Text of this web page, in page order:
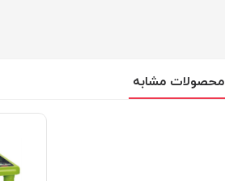
محصولات مشابه